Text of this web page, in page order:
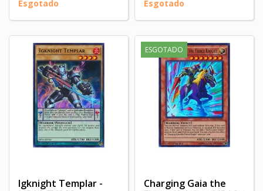
Esgotado Esgotado
Igknight Templar -
ESGOTADO
Charging Gaia the